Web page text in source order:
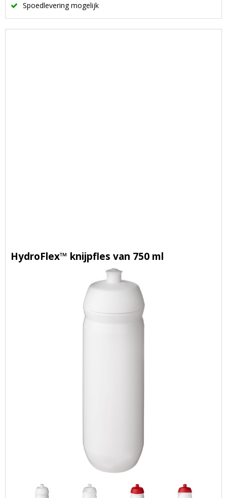
Spoedlevering mogelijk
HydroFlex™ knijpfles van 750 ml